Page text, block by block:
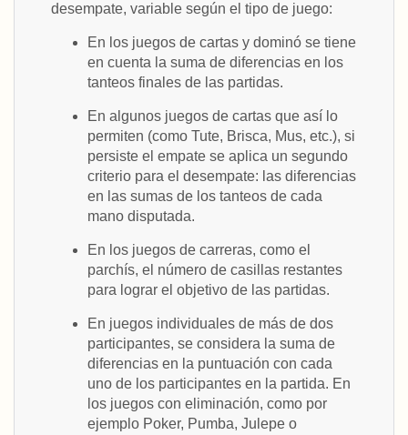
desempate, variable según el tipo de juego:
En los juegos de cartas y dominó se tiene
en cuenta la suma de diferencias en los
tanteos finales de las partidas.
En algunos juegos de cartas que así lo
permiten (como Tute, Brisca, Mus, etc.), si
persiste el empate se aplica un segundo
criterio para el desempate: las diferencias
en las sumas de los tanteos de cada
mano disputada.
En los juegos de carreras, como el
parchís, el número de casillas restantes
para lograr el objetivo de las partidas.
En juegos individuales de más de dos
participantes, se considera la suma de
diferencias en la puntuación con cada
uno de los participantes en la partida. En
los juegos con eliminación, como por
ejemplo Poker, Pumba, Julepe o